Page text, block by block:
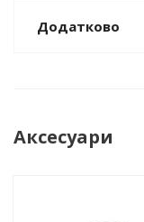
Додатково
Аксесуари